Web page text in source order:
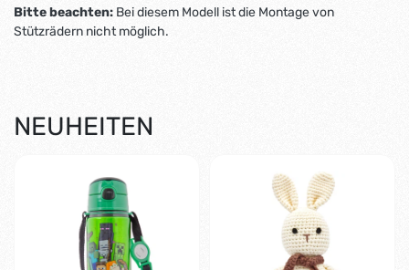
Bitte beachten: Bei diesem Modell ist die Montage von
Stützrädern nicht möglich.
NEUHEITEN